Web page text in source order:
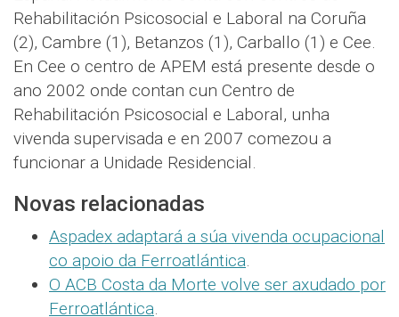
Rehabilitación Psicosocial e Laboral na Coruña
(2), Cambre (1), Betanzos (1), Carballo (1) e Cee.
En Cee o centro de APEM está presente desde o
ano 2002 onde contan cun Centro de
Rehabilitación Psicosocial e Laboral, unha
vivenda supervisada e en 2007 comezou a
funcionar a Unidade Residencial.
Novas relacionadas
Aspadex adaptará a súa vivenda ocupacional
co apoio da Ferroatlántica.
O ACB Costa da Morte volve ser axudado por
Ferroatlántica.